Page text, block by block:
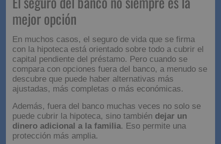
mejor opción
En muchos casos, el seguro de vida que se firma
con la hipoteca está orientado sobre todo a cubrir el
capital pendiente del préstamo. Pero cuando se
compara con opciones fuera del banco, a menudo se
descubre que puede haber alternativas más
ajustadas, más completas o más económicas.
Además, fuera del banco muchas veces no solo se
puede cubrir la hipoteca, sino también dejar un
dinero adicional a la familia. Eso permite una
protección más amplia.